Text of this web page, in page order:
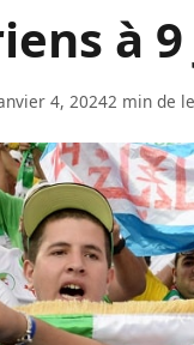
à
4, 20242 min de